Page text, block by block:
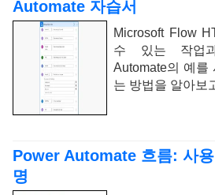
Automate 자습서
Microsoft Flow
수 있는 작업
Automate의 예를
는 방법을 알아보
Power Automate 흐름: 사
명